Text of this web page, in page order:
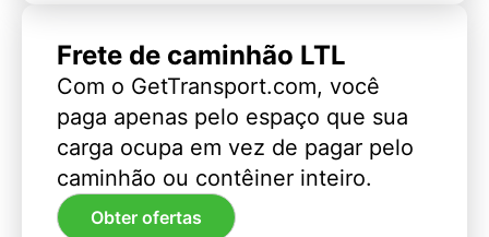
Frete de caminhão LTL
Com o GetTransport.com, você
paga apenas pelo espaço que sua
carga ocupa em vez de pagar pelo
caminhão ou contêiner inteiro.
Obter ofertas